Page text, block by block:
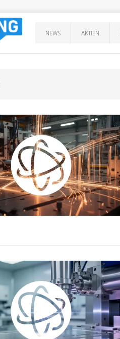
NEWS AKTIEN